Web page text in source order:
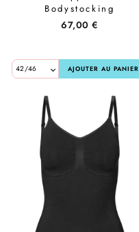
Bodystocking
L1122853E.203 - Wine
Tasting
67,00 €
AJOUTER AU PANIER